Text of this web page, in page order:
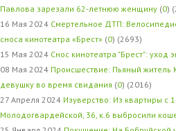
Павлова зарезали 62-летнюю женщину (0)
16 Мая 2024 Смертельное ДТП:
сноса кинотеатра «Брест» (0) (2693)
15 Мая 2024 Снос кинотеатра "Брест": уход
08 Мая 2024 Происшествие: Пьяный житель
девушку во время свидания (0) (2016)
27 Апреля 2024 Изуверство: Из квартиры с
Молодогвардейской, 36, к.6 выбросили